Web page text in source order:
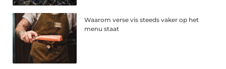
Waarom verse vis steeds vaker op het
menu staat